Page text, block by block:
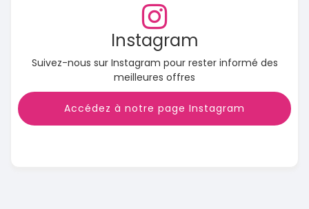
Instagram
Suivez-nous sur Instagram pour rester informé des
meilleures offres
Accédez à notre page Instagram